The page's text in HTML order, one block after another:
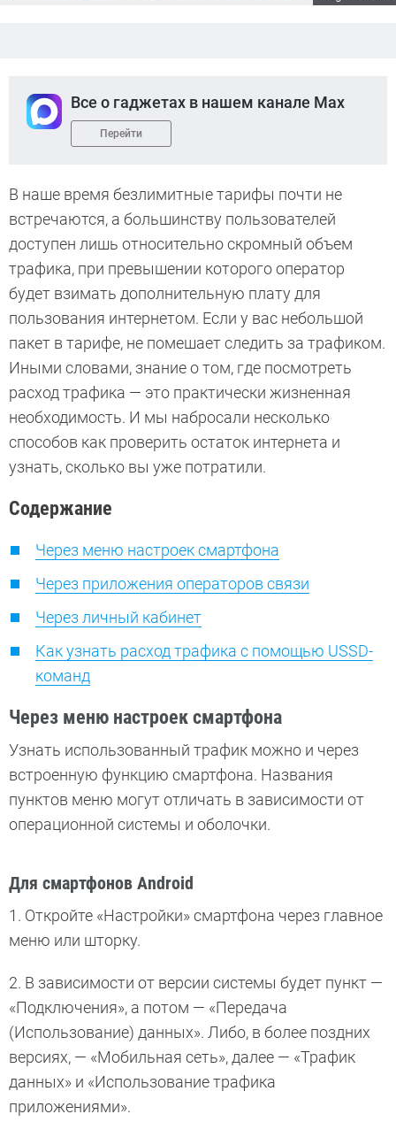
Все о гаджетах в нашем канале Max
Перейти
В наше время безлимитные тарифы почти не
встречаются, а большинству пользователей
доступен лишь относительно скромный объем
трафика, при превышении которого оператор
будет взимать дополнительную плату для
пользования интернетом. Если у вас небольшой
пакет в тарифе, не помешает следить за трафиком.
Иными словами, знание о том, где посмотреть
расход трафика — это практически жизненная
необходимость. И мы набросали несколько
способов как проверить остаток интернета и
узнать, сколько вы уже потратили.
Содержание
Через меню настроек смартфона
Через приложения операторов связи
Через личный кабинет
Как узнать расход трафика с помощью USSD-
команд
Через меню настроек смартфона
Узнать использованный трафик можно и через
встроенную функцию смартфона. Названия
пунктов меню могут отличать в зависимости от
операционной системы и оболочки.
Для смартфонов Android
1. Откройте «Настройки» смартфона через главное
меню или шторку.
2. В зависимости от версии системы будет пункт —
«Подключения», а потом — «Передача
(Использование) данных». Либо, в более поздних
версиях, — «Мобильная сеть», далее — «Трафик
данных» и «Использование трафика
приложениями».